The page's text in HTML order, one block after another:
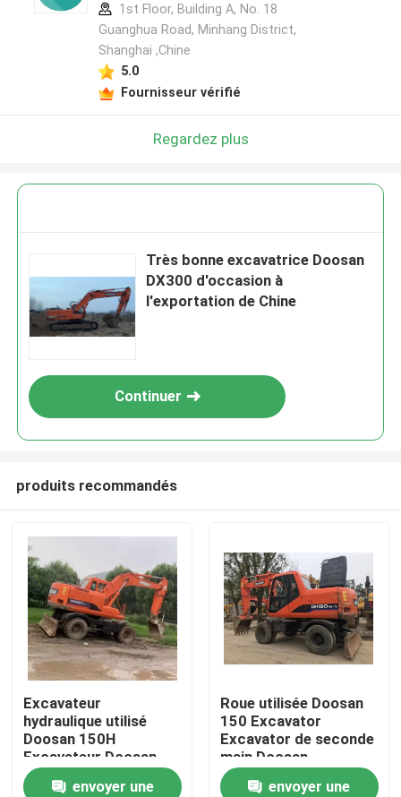
À la maison
Produits
Vidéos
1st Floor, Building A, No. 18
Guanghua Road, Minhang District,
Shanghai ,Chine
5.0
Fournisseur vérifié
Regardez plus
Très bonne excavatrice Doosan
DX300 d'occasion à
l'exportation de Chine
Continuer
produits recommandés
Excavateur
hydraulique utilisé
Doosan 150H
Excavateur Doosan
d'occasion
envoyer une
Roue utilisée Doosan
150 Excavator
Excavator de seconde
main Doosan
envoyer une